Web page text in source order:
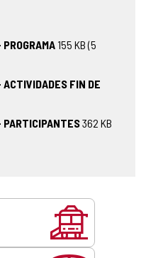
155 KB(5
ACTIVIDADES FIN DE
PARTICIPANTES362 KB